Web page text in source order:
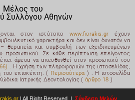
Μέλος του
Συλλόγου Αθηνών
στον ιστότοπο www.fiorakis.gr έχουν
χαρακτήρα και δεν είναι δυνατόν να
θεραπεία και συμβουλή των εξειδικευμένων
προσωπικού. Σε κάθε περίπτωση επείγοντος
άμεσα να απευθυνθεί στον προσωπικό του
. Η χρήση των πληροφοριών της ιστοσελίδας,
του επισκέπτη. ( Περισσότερα ) . Η ιστοσελίδα
Ιατρικής Δεοντολογίας (άρθρο 18 )
| All Right Reserved | Σύνδεση Μελών